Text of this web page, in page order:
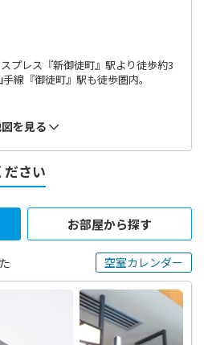
プレス『新御徒町』駅より徒歩約3
線『御徒町』駅も徒歩圏内。
を見る
ださい
お部屋から探す
空室カレンダー